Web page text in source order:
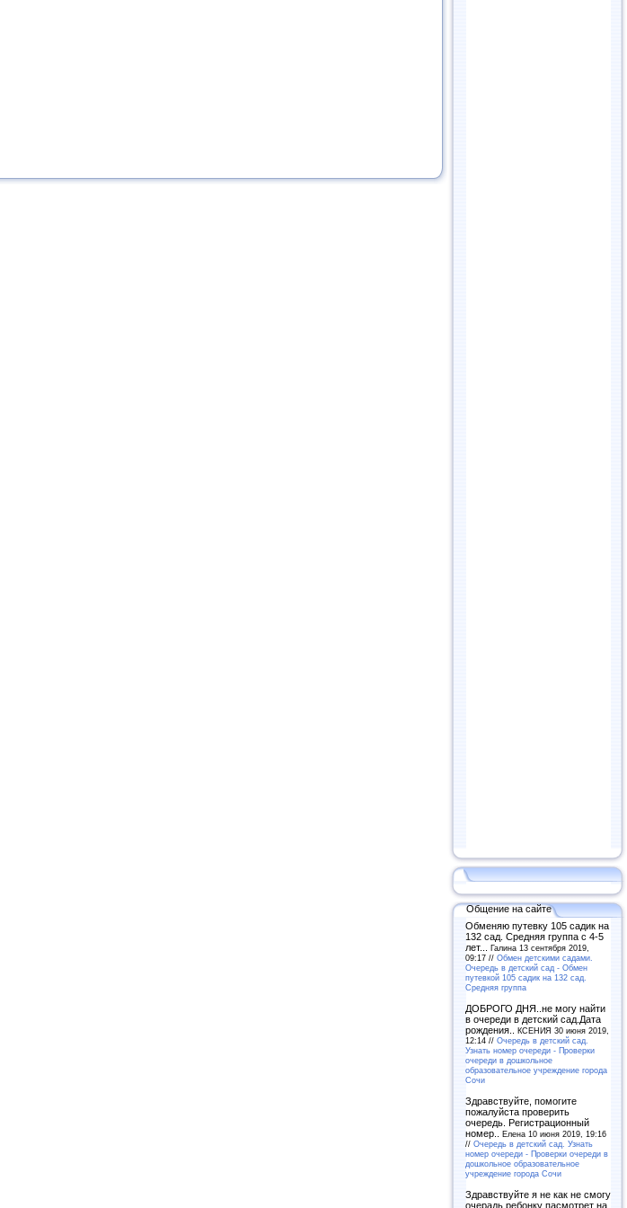
Общение на сайте
Обменяю путевку 105 садик на
132 сад. Средняя группа с 4-5
лет... Галина 13 сентября 2019,
09:17 // Обмен детскими садами.
Очередь в детский сад - Обмен
путевкой 105 садик на 132 сад.
Средняя группа
ДОБРОГО ДНЯ..не могу найти
в очереди в детский сад.Дата
рождения.. КСЕНИЯ 30 июня 2019,
12:14 // Очередь в детский сад.
Узнать номер очереди - Проверки
очереди в дошкольное
образовательное учреждение города
Сочи
Здравствуйте, помогите
пожалуйста проверить
очередь. Регистрационный
номер.. Елена 10 июня 2019, 19:16
// Очередь в детский сад. Узнать
номер очереди - Проверки очереди в
дошкольное образовательное
учреждение города Сочи
Здравствуйте я не как не смогу
очерадь ребонку пасмотрет на